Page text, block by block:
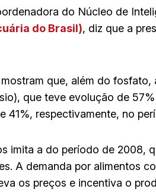
do Núcleo de
do Brasil), diz que a
que, além do
que teve evolução de
41%, respectivamente, no
imita a do período de 2008,
A demanda por alimentos
os preços e incentiva o